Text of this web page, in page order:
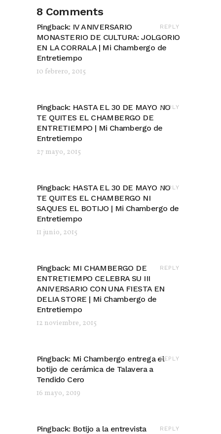
8 Comments
REPLY
Pingback: IV ANIVERSARIO
MONASTERIO DE CULTURA: JOLGORIO
EN LA CORRALA | Mi Chambergo de
Entretiempo
10 febrero, 2015
REPLY
Pingback: HASTA EL 30 DE MAYO NO
TE QUITES EL CHAMBERGO DE
ENTRETIEMPO | Mi Chambergo de
Entretiempo
27 mayo, 2015
REPLY
Pingback: HASTA EL 30 DE MAYO NO
TE QUITES EL CHAMBERGO NI
SAQUES EL BOTIJO | Mi Chambergo de
Entretiempo
11 junio, 2015
REPLY
Pingback: MI CHAMBERGO DE
ENTRETIEMPO CELEBRA SU III
ANIVERSARIO CON UNA FIESTA EN
DELIA STORE | Mi Chambergo de
Entretiempo
12 noviembre, 2015
REPLY
Pingback: Mi Chambergo entrega el
botijo de cerámica de Talavera a
Tendido Cero
16 mayo, 2019
REPLY
Pingback: Botijo a la entrevista